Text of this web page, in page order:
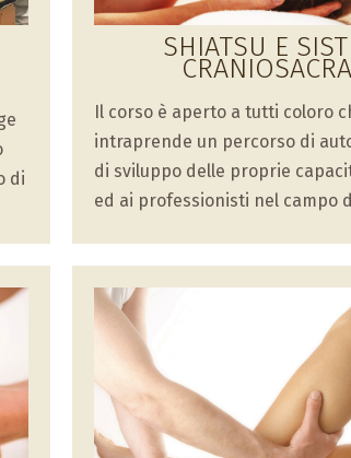
di
SHIATSU E
Il corso è aperto a tutti coloro
intraprende un percorso di
di sviluppo delle proprie
ed ai professionisti nel campo